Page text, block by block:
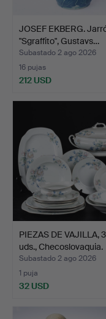
JOSEF EKBERG.
"Sgraffito", Gustavs…
Subastado 2 ago 2026
16 pujas
212 USD
PIEZAS DE VAJILLA,
uds., Checoslovaquia.
Subastado 2 ago 2026
1 puja
32 USD